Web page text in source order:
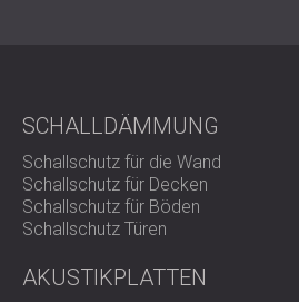
SCHALLDÄMMUNG
Schallschutz für die Wand
Schallschutz für Decken
Schallschutz für Böden
Schallschutz Türen
AKUSTIKPLATTEN